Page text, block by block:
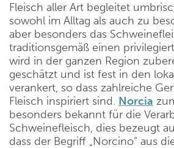
Fleisch aller Art begleitet
sowohl im Alltag als auch zu
aber besonders das
traditionsgemäß einen
wird in der ganzen Region
geschätzt und ist fest in den
verankert, so dass zahlreiche
Fleisch inspiriert sind. Norcia
besonders bekannt für die
Schweinefleisch, dies bezeugt
dass der Begriff „Norcino“ aus